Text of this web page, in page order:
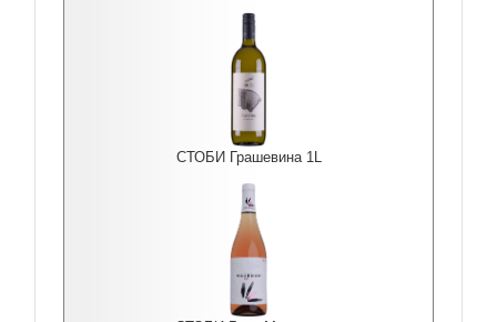
СТОБИ Грашевина 1L